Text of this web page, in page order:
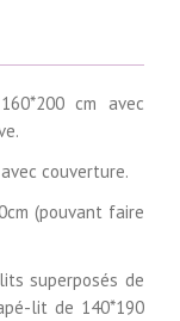
cm avec
couverture.
(pouvant faire
superposés de
lit de 140*190